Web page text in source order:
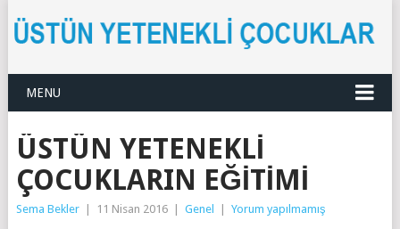
MENU
ÜSTÜN YETENEKLI
ÇOCUKLARIN EĞITIMI
Sema Bekler 11 Nisan 2016 Genel Yorum yapılmamış